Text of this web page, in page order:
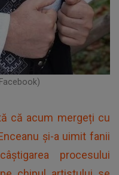
că acum mergeți cu
și-a uimit fanii
procesului